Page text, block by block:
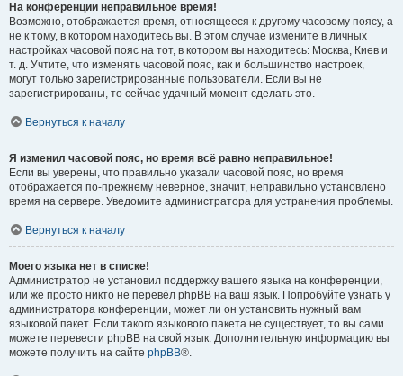
На конференции неправильное время!
Возможно, отображается время, относящееся к другому часовому поясу, а
не к тому, в котором находитесь вы. В этом случае измените в личных
настройках часовой пояс на тот, в котором вы находитесь: Москва, Киев и
т. д. Учтите, что изменять часовой пояс, как и большинство настроек,
могут только зарегистрированные пользователи. Если вы не
зарегистрированы, то сейчас удачный момент сделать это.
Вернуться к началу
Я изменил часовой пояс, но время всё равно неправильное!
Если вы уверены, что правильно указали часовой пояс, но время
отображается по-прежнему неверное, значит, неправильно установлено
время на сервере. Уведомите администратора для устранения проблемы.
Вернуться к началу
Моего языка нет в списке!
Администратор не установил поддержку вашего языка на конференции,
или же просто никто не перевёл phpBB на ваш язык. Попробуйте узнать у
администратора конференции, может ли он установить нужный вам
языковой пакет. Если такого языкового пакета не существует, то вы сами
можете перевести phpBB на свой язык. Дополнительную информацию вы
можете получить на сайте phpBB®.